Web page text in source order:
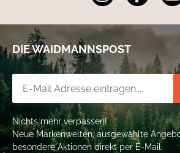
DIE WAIDMANNSPOST
Nichts mehr verpassen!
Neue Markenwelten, ausgewählte
besondere Aktionen direkt per E-Mail.